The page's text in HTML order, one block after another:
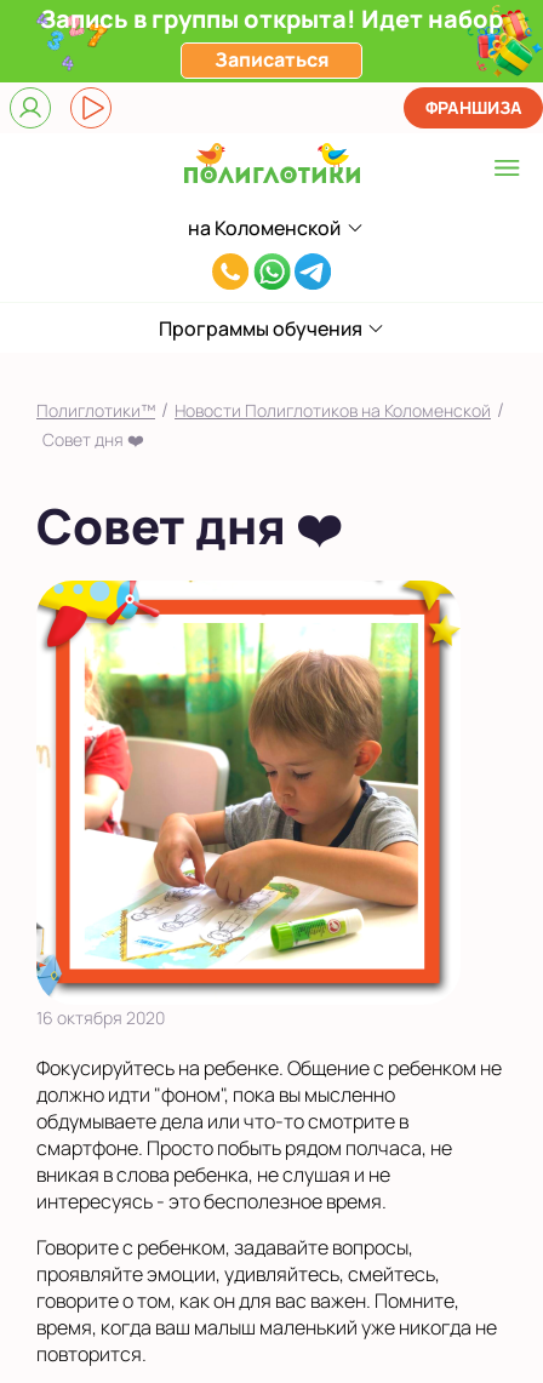
Запись в группы открыта! Идет набор
Записаться
на Коломенской
Выберите центр
Верхние Лихоборы
ЖК Прокшино
в Южном Бутово
во Внуково
на Беломорской
на Домодедовской
на Коломенской
в Московской
области
Показать на карте
Выбрать другой город
8(929)520-
80
ФРАНШИЗА
Программы обучения
Полиглотики™ / Новости Полиглотиков на Коломенской /
Совет дня ❤️
Совет дня ❤️
16 октября 2020
Фокусируйтесь на ребенке. Общение с ребенком не
должно идти "фоном", пока вы мысленно
обдумываете дела или что-то смотрите в
смартфоне. Просто побыть рядом полчаса, не
вникая в слова ребенка, не слушая и не
интересуясь - это бесполезное время.
Говорите с ребенком, задавайте вопросы,
проявляйте эмоции, удивляйтесь, смейтесь,
говорите о том, как он для вас важен. Помните,
время, когда ваш малыш маленький уже никогда не
повторится.